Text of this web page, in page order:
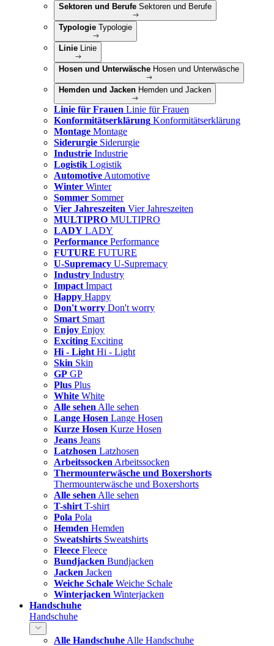
Sektoren und Berufe Sektoren und Berufe
Typologie Typologie
Linie Linie
Hosen und Unterwäsche Hosen und Unterwäsche
Hemden und Jacken Hemden und Jacken
Linie für Frauen Linie für Frauen
Konformitätserklärung Konformitätserklärung
Montage Montage
Siderurgie Siderurgie
Industrie Industrie
Logistik Logistik
Automotive Automotive
Winter Winter
Sommer Sommer
Vier Jahreszeiten Vier Jahreszeiten
MULTIPRO MULTIPRO
LADY LADY
Performance Performance
FUTURE FUTURE
U-Supremacy U-Supremacy
Industry Industry
Impact Impact
Happy Happy
Don't worry Don't worry
Smart Smart
Enjoy Enjoy
Exciting Exciting
Hi - Light Hi - Light
Skin Skin
GP GP
Plus Plus
White White
Alle sehen Alle sehen
Lange Hosen Lange Hosen
Kurze Hosen Kurze Hosen
Jeans Jeans
Latzhosen Latzhosen
Arbeitssocken Arbeitssocken
Thermounterwäsche und Boxershorts
Thermounterwäsche und Boxershorts
Alle sehen Alle sehen
T-shirt T-shirt
Pola Pola
Hemden Hemden
Sweatshirts Sweatshirts
Fleece Fleece
Bundjacken Bundjacken
Jacken Jacken
Weiche Schale Weiche Schale
Winterjacken Winterjacken
Handschuhe
Handschuhe
Alle Handschuhe Alle Handschuhe